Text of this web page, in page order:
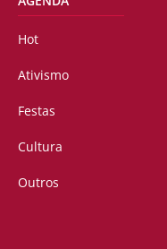
Hot
Ativismo
Festas
Cultura
Outros